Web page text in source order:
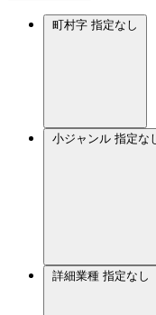
町村字 指定なし
小ジャンル 指定な
詳細業種 指定なし